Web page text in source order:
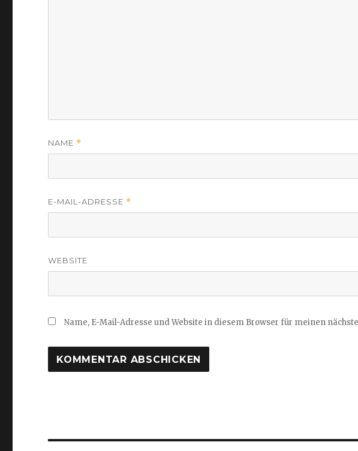
NAME *
E-MAIL-ADRESSE *
WEBSITE
Name, E-Mail-Adresse und Website in diesem Browser für meinen